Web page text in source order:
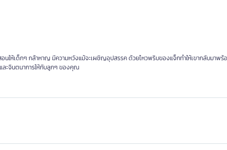
ห้เด็กๆ กล้าหาญ มีความหวังแม้จะเผชิญอุปสรรค ด้วยไหวพริบของแจ็กทำให้เขากลับมาพร้
ละจินตนาการให้กับลูกๆ ของคุณ